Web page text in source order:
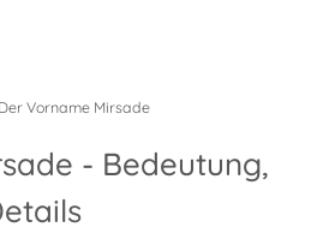
Vorname Mirsade
- Bedeutung,